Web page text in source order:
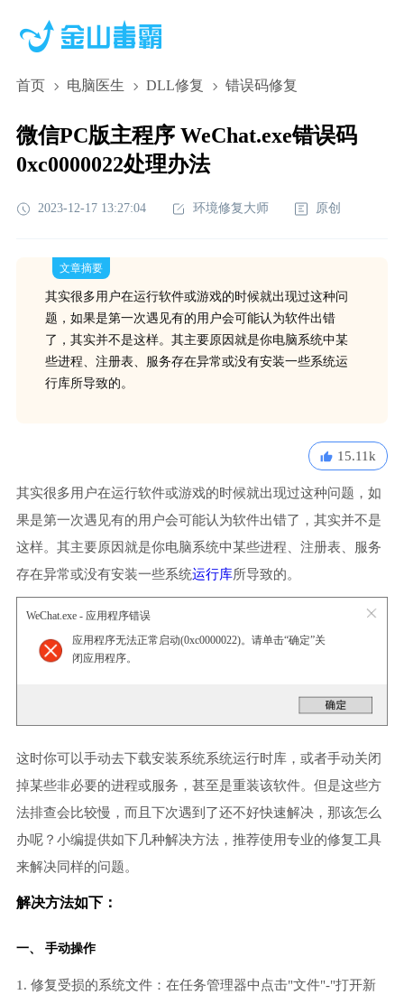
首页 电脑医生 DLL修复 错误码修复
微信PC版主程序 WeChat.exe错误码
0xc0000022处理办法
2023-12-17 13:27:04 环境修复大师 原创
文章摘要
其实很多用户在运行软件或游戏的时候就出现过这种问
题，如果是第一次遇见有的用户会可能认为软件出错
了，其实并不是这样。其主要原因就是你电脑系统中某
些进程、注册表、服务存在异常或没有安装一些系统运
行库所导致的。
15.11k
其实很多用户在运行软件或游戏的时候就出现过这种问题，如
果是第一次遇见有的用户会可能认为软件出错了，其实并不是
这样。其主要原因就是你电脑系统中某些进程、注册表、服务
存在异常或没有安装一些系统运行库所导致的。
WeChat.exe - 应用程序错误
应用程序无法正常启动(0xc0000022)。请单击“确定”关
闭应用程序。
这时你可以手动去下载安装系统系统运行时库，或者手动关闭
掉某些非必要的进程或服务，甚至是重装该软件。但是这些方
法排查会比较慢，而且下次遇到了还不好快速解决，那该怎么
办呢？小编提供如下几种解决方法，推荐使用专业的修复工具
来解决同样的问题。
解决方法如下：
一、 手动操作
1. 修复受损的系统文件：在任务管理器中点击"文件"-"打开新